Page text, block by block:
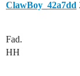
ClawBoy_42a7dd
Fad.
HH